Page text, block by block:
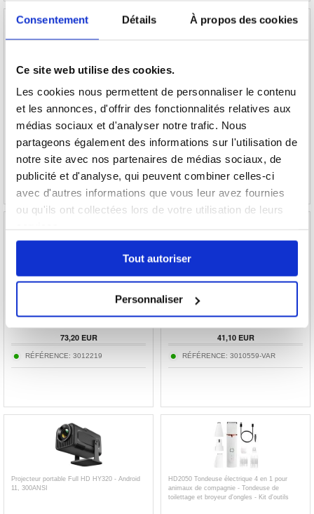
Consentement Détails À propos des cookies
Ce site web utilise des cookies.
Les cookies nous permettent de personnaliser le contenu
et les annonces, d'offrir des fonctionnalités relatives aux
médias sociaux et d'analyser notre trafic. Nous
partageons également des informations sur l'utilisation de
notre site avec nos partenaires de médias sociaux, de
publicité et d'analyse, qui peuvent combiner celles-ci
avec d'autres informations que vous leur avez fournies
ou qu'ils ont collectées lors de votre utilisation de leurs
Tout autoriser
Personnaliser
Masque de sommeil EyeShade de Tech-
M8 144 Languages Translation Earphones
Bluetooth Headset
34,60
G102 Navigation GPS pour voiture avec
cartes européennes préinstallées - 7"
73,20EUR
RÉFÉRENCE: 3012219
AK73 Montre intelligente pour femmes avec
bracelet en acier inoxydable à pierres
41,10EUR
RÉFÉRENCE: 3010559-VAR
Projecteur portable Full HD HY320 - Android
11, 300ANSI
HD2050 Tondeuse électrique 4 en 1 pour
animaux de compagnie - Tondeuse de
toilettage et broyeur d'ongles - Kit d'outils